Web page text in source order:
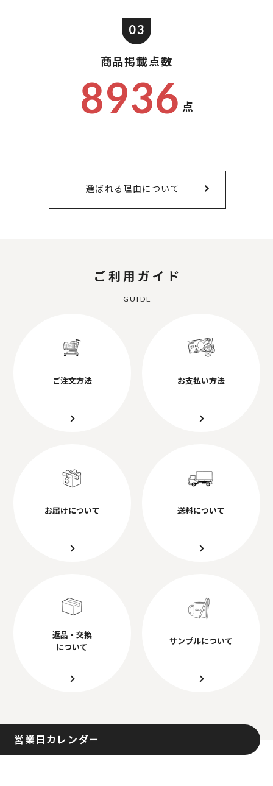
03
商品掲載点数
8936 点
選ばれる理由について
ご利用ガイド
GUIDE
ご注文方法 お支払い方法
お届けについて 送料について
返品・交換
について
サンプルについて
営業日カレンダー